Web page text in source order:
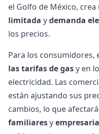
el Golfo de México,
limitada ydemanda
los precios.
Para los consumidores,
las tarifas de gasy en
electricidad. Las
están ajustando sus
cambios, lo que
familiaresy